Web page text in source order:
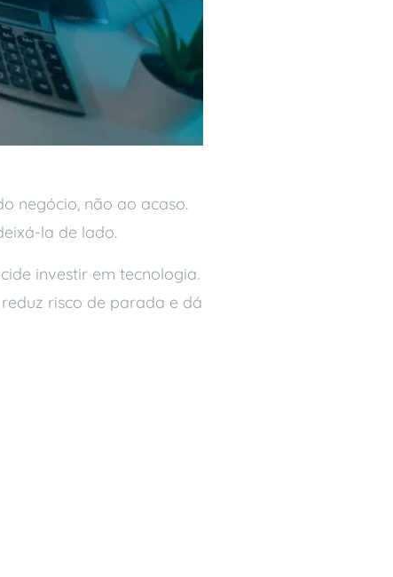
negócio, não ao acaso.
la de lado.
investir em tecnologia.
risco de parada e dá